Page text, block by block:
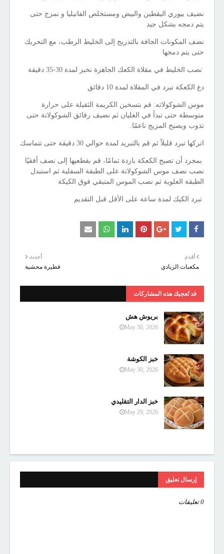
نضيف بيوري اليقطين والبيض ومستخلص الفانيليا و نمزج حتى
يتم دمجه بشكل جيد
نضف المكونات الجافة بالتدريج إلى الخليط الرطب، مع التحريك
حتى يتم دمجها
نصب الخليط في مقلاة الكعك الجاهزة نخبز لمدة 30-35 دقيقة
دع الكعكة تبرد في المقلاة لمدة 10 دقائق
موس الشوكولاته: قم بتسخين الكريمة الثقيلة على حرارة
متوسطة حتى تبدأ في الغليان ثم نضيف رقائق الشوكولاتة حتى
تذوب ويصبح المزيج ناعمًا.
اتركها تبرد قليلاً ثم قم بالتبريد لمدة حوالي 30 دقيقة حتى تتماسك
بمجرد أن تصبح الكعكة باردة تمامًا، قم بقطعيها إلى نصف أفقيًا
نصب نصف موس الشوكولاتة على الطبقة السفلية ثم استبدل
الطبقة العلوية ثم نصب الموس المتبقي فوق الكيكة
تبرد الكيك لمدة ساعة على الأقل قبل التقديم
أحدث
فطيرة محشية
أقدم
مكعبات الزبادي
قد تُعجبك هذه المشاركات
بريوش هش
May 30, 2026
خبز الكوشة
May 30, 2026
خبز الدار التقليدي
May 29, 2026
إرسال تعليق
0 تعليقات